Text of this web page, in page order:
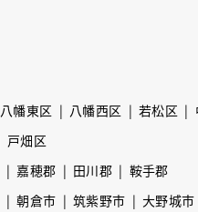
八幡東区 八幡西区 若松区
戸畑区
嘉穂郡 田川郡
鞍手郡
朝倉市 筑紫野市
大野城市